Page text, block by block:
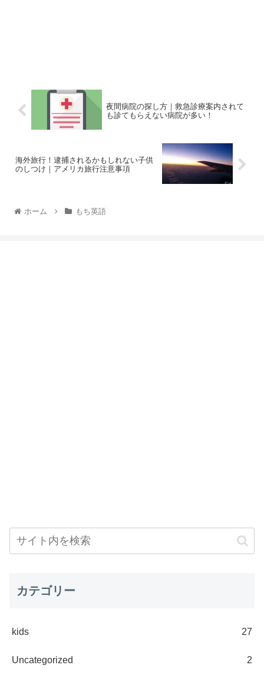
夜間病院の探し方｜救急診療案内されて
も診てもらえない病院が多い！
海外旅行！逮捕されるかもしれない子供
のしつけ｜アメリカ旅行注意事項
ホーム もち英語
カテゴリー
kids 27
Uncategorized 2